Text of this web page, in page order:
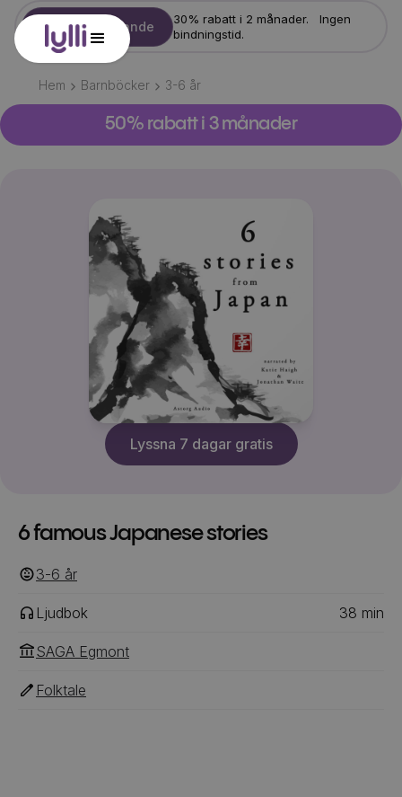
Starta erbjudande
30% rabatt i 2 månader. Ingen
bindningstid.
Hem Barnböcker 3-6 år
50% rabatt i 3 månader
Lyssna 7 dagar gratis
6 famous Japanese stories
3-6 ‎‎ år
Ljudbok 38 min
SAGA Egmont
Folktale